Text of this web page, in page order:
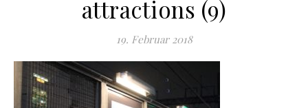
attractions (9)
19. Februar 2018